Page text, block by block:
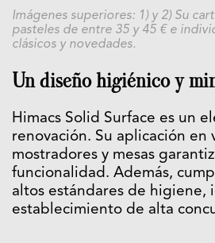
Imágenes superiores: 1) y 2) Su
pasteles de entre 35 y 45 € e
clásicos y novedades.
Un diseño higiénico y
Himacs Solid Surface es un
renovación. Su aplicación en
mostradores y mesas
funcionalidad. Además,
altos estándares de higiene,
establecimiento de alta